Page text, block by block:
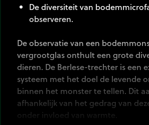
De diversiteit van
observeren.
De observatie van een
vergrootglas onthult een grote
dieren. De Berlese-trechter is een
systeem met het doel de levende
binnen het monster te tellen. Dit
afhankelijk van het gedrag van
onder invloed van warmte.